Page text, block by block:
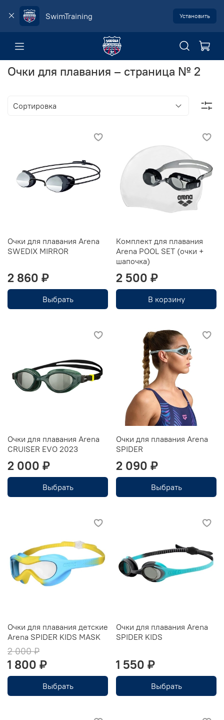
SwimTraining Установить
Очки для плавания – страница № 2
Очки для плавания Arena
SWEDIX MIRROR
2 860 ₽
Выбрать
Комплект для плавания
Arena POOL SET (очки +
шапочка)
2 500 ₽
В корзину
Очки для плавания Arena
CRUISER EVO 2023
2 000 ₽
Выбрать
Очки для плавания Arena
SPIDER
2 090 ₽
Выбрать
Очки для плавания детские
Arena SPIDER KIDS MASK
2 000 ₽
1 800 ₽
Выбрать
Очки для плавания Arena
SPIDER KIDS
1 550 ₽
Выбрать